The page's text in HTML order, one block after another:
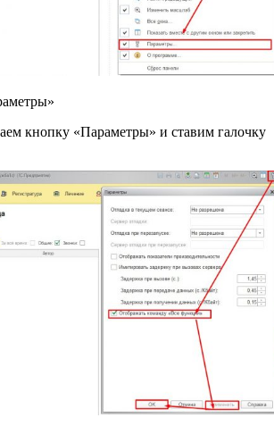
кнопку «Параметры» и ставим галочку